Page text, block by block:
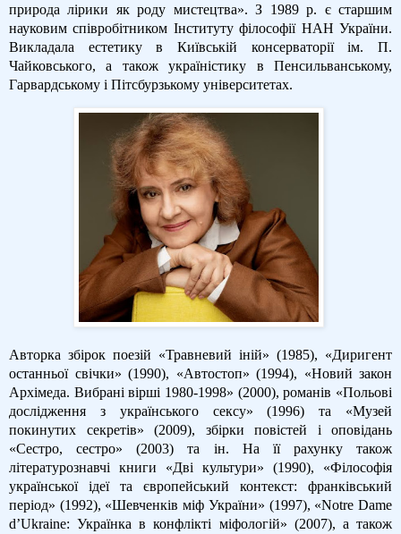
природа лірики як роду мистецтва». З 1989 р. є старшим
науковим співробітником Інституту філософії НАН України.
Викладала естетику в Київській консерваторії ім. П.
Чайковського, а також україністику в Пенсильванському,
Гарвардському і Пітсбурзькому університетах.
Авторка збірок поезій «Травневий іній» (1985), «Диригент
останньої свічки» (1990), «Автостоп» (1994), «Новий закон
Архімеда. Вибрані вірші 1980-1998» (2000), романів «Польові
дослідження з українського сексу» (1996) та «Музей
покинутих секретів» (2009), збірки повістей і оповідань
«Сестро, сестро» (2003) та ін. На її рахунку також
літературознавчі книги «Дві культури» (1990), «Філософія
української ідеї та європейський контекст: франківський
період» (1992), «Шевченків міф України» (1997), «Notre Dame
d’Ukraine: Українка в конфлікті міфологій» (2007), а також